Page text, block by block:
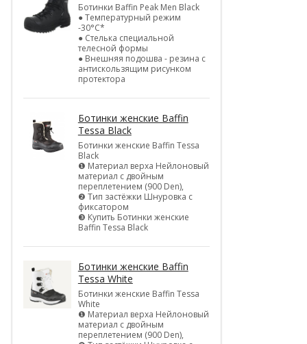
Ботинки Baffin Peak Men Black
● Температурный режим
-30°С*
● Стелька специальной
телесной формы
● Внешняя подошва - резина с
антискользящим рисунком
протектора
Ботинки женские Baffin
Tessa Black
Ботинки женские Baffin Tessa
Black
❶ Материал верха Нейлоновый
материал с двойным
переплетением (900 Den),
❷ Тип застёжки Шнуровка с
фиксатором
❸ Купить Ботинки женские
Baffin Tessa Black
Ботинки женские Baffin
Tessa White
Ботинки женские Baffin Tessa
White
❶ Материал верха Нейлоновый
материал с двойным
переплетением (900 Den),